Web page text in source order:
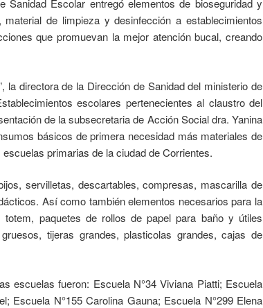
Escolar entregó elementos de bioseguridad y
de limpieza y desinfección a establecimientos
que promuevan la mejor atención bucal, creando
la directora de la Dirección de Sanidad del ministerio de
escolares pertenecientes al claustro del
de la subsecretaria de Acción Social dra. Yanina
básicos de primera necesidad más materiales de
primarias de la ciudad de Corrientes.
servilletas, descartables, compresas, mascarilla de
Así como también elementos necesarios para la
paquetes de rollos de papel para baño y útiles
tijeras grandes, plasticolas grandes, cajas de
escuelas fueron: Escuela N°34 Viviana Piatti; Escuela
Escuela N°155 Carolina Gauna; Escuela N°299 Elena